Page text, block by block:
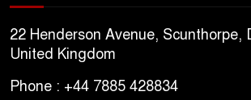
22 Henderson Avenue, Scunthorpe,
United Kingdom
Phone : +44 7885 428834